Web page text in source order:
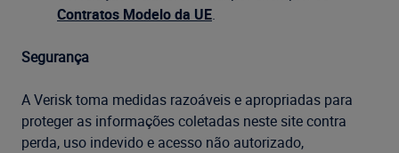
Contratos Modelo da UE.
Segurança
A Verisk toma medidas razoáveis e apropriadas para
proteger as informações coletadas neste site contra
perda, uso indevido e acesso não autorizado,